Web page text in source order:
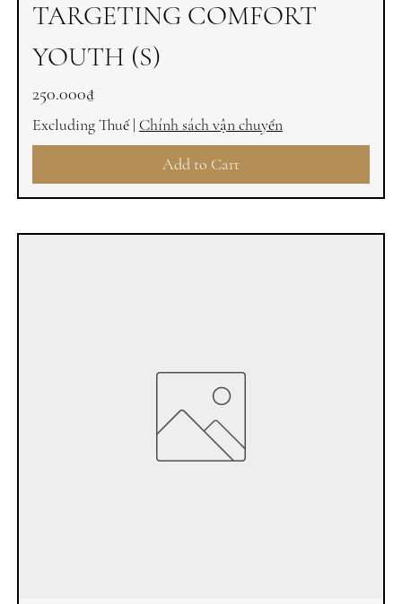
TARGETING COMFORT
YOUTH (S)
Price
250.000₫
Excluding Thuế| Chính sách vận chuyển
Add to Cart